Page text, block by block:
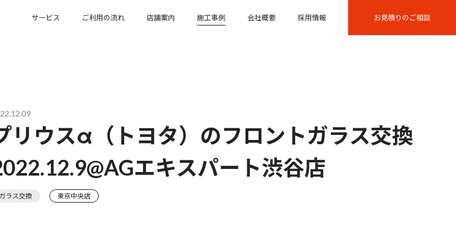
サービス ご利用の流れ 店舗案内 施工事例 会社概要 採用情報 お見積りのご相談
リウスα（トヨタ）のフロントガラス交換
エキスパート渋谷店
ラス交換 東京中央店